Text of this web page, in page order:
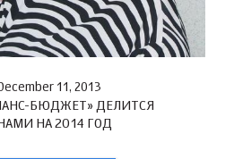
December 11, 2013
БЮДЖЕТ» ДЕЛИТСЯ
НА 2014 ГОД